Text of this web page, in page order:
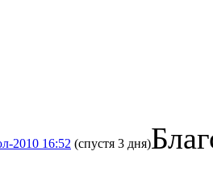
2010 16:52 (спустя 3 дня)